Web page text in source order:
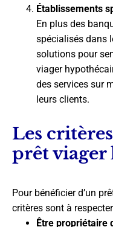
Établissements
En plus des
spécialisés dans
solutions pour
viager
des services sur
leurs clients.
Les
prêt viager
Pour bénéficier d’un
critères sont à
Être propriétaire